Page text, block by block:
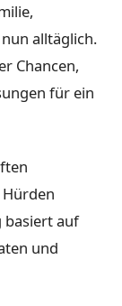
alltäglich.
Chancen,
für ein
basiert auf
und